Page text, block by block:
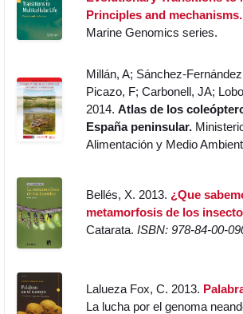
Principles and mechanisms.
Marine Genomics series.
Millán, A; Sánchez-
Picazo, F; Carbonell, JA;
2014. Atlas de los
España peninsular.
Alimentación y Medio
Bellés, X. 2013. ¿Que
metamorfosis de los
Catarata. ISBN: 978-84-00-
Lalueza Fox, C. 2013.
La lucha por el genoma